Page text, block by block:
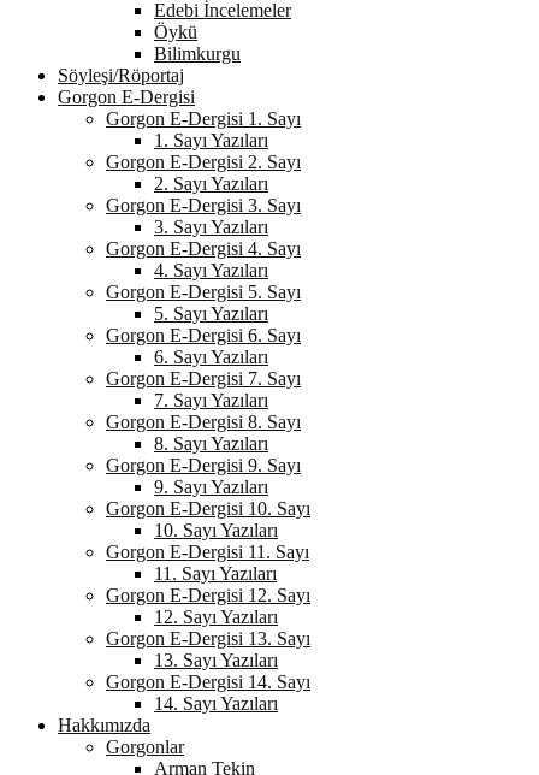
Edebi İncelemeler
Öykü
Bilimkurgu
Söyleşi/Röportaj
Gorgon E-Dergisi
Gorgon E-Dergisi 1. Sayı
1. Sayı Yazıları
Gorgon E-Dergisi 2. Sayı
2. Sayı Yazıları
Gorgon E-Dergisi 3. Sayı
3. Sayı Yazıları
Gorgon E-Dergisi 4. Sayı
4. Sayı Yazıları
Gorgon E-Dergisi 5. Sayı
5. Sayı Yazıları
Gorgon E-Dergisi 6. Sayı
6. Sayı Yazıları
Gorgon E-Dergisi 7. Sayı
7. Sayı Yazıları
Gorgon E-Dergisi 8. Sayı
8. Sayı Yazıları
Gorgon E-Dergisi 9. Sayı
9. Sayı Yazıları
Gorgon E-Dergisi 10. Sayı
10. Sayı Yazıları
Gorgon E-Dergisi 11. Sayı
11. Sayı Yazıları
Gorgon E-Dergisi 12. Sayı
12. Sayı Yazıları
Gorgon E-Dergisi 13. Sayı
13. Sayı Yazıları
Gorgon E-Dergisi 14. Sayı
14. Sayı Yazıları
Hakkımızda
Gorgonlar
Arman Tekin